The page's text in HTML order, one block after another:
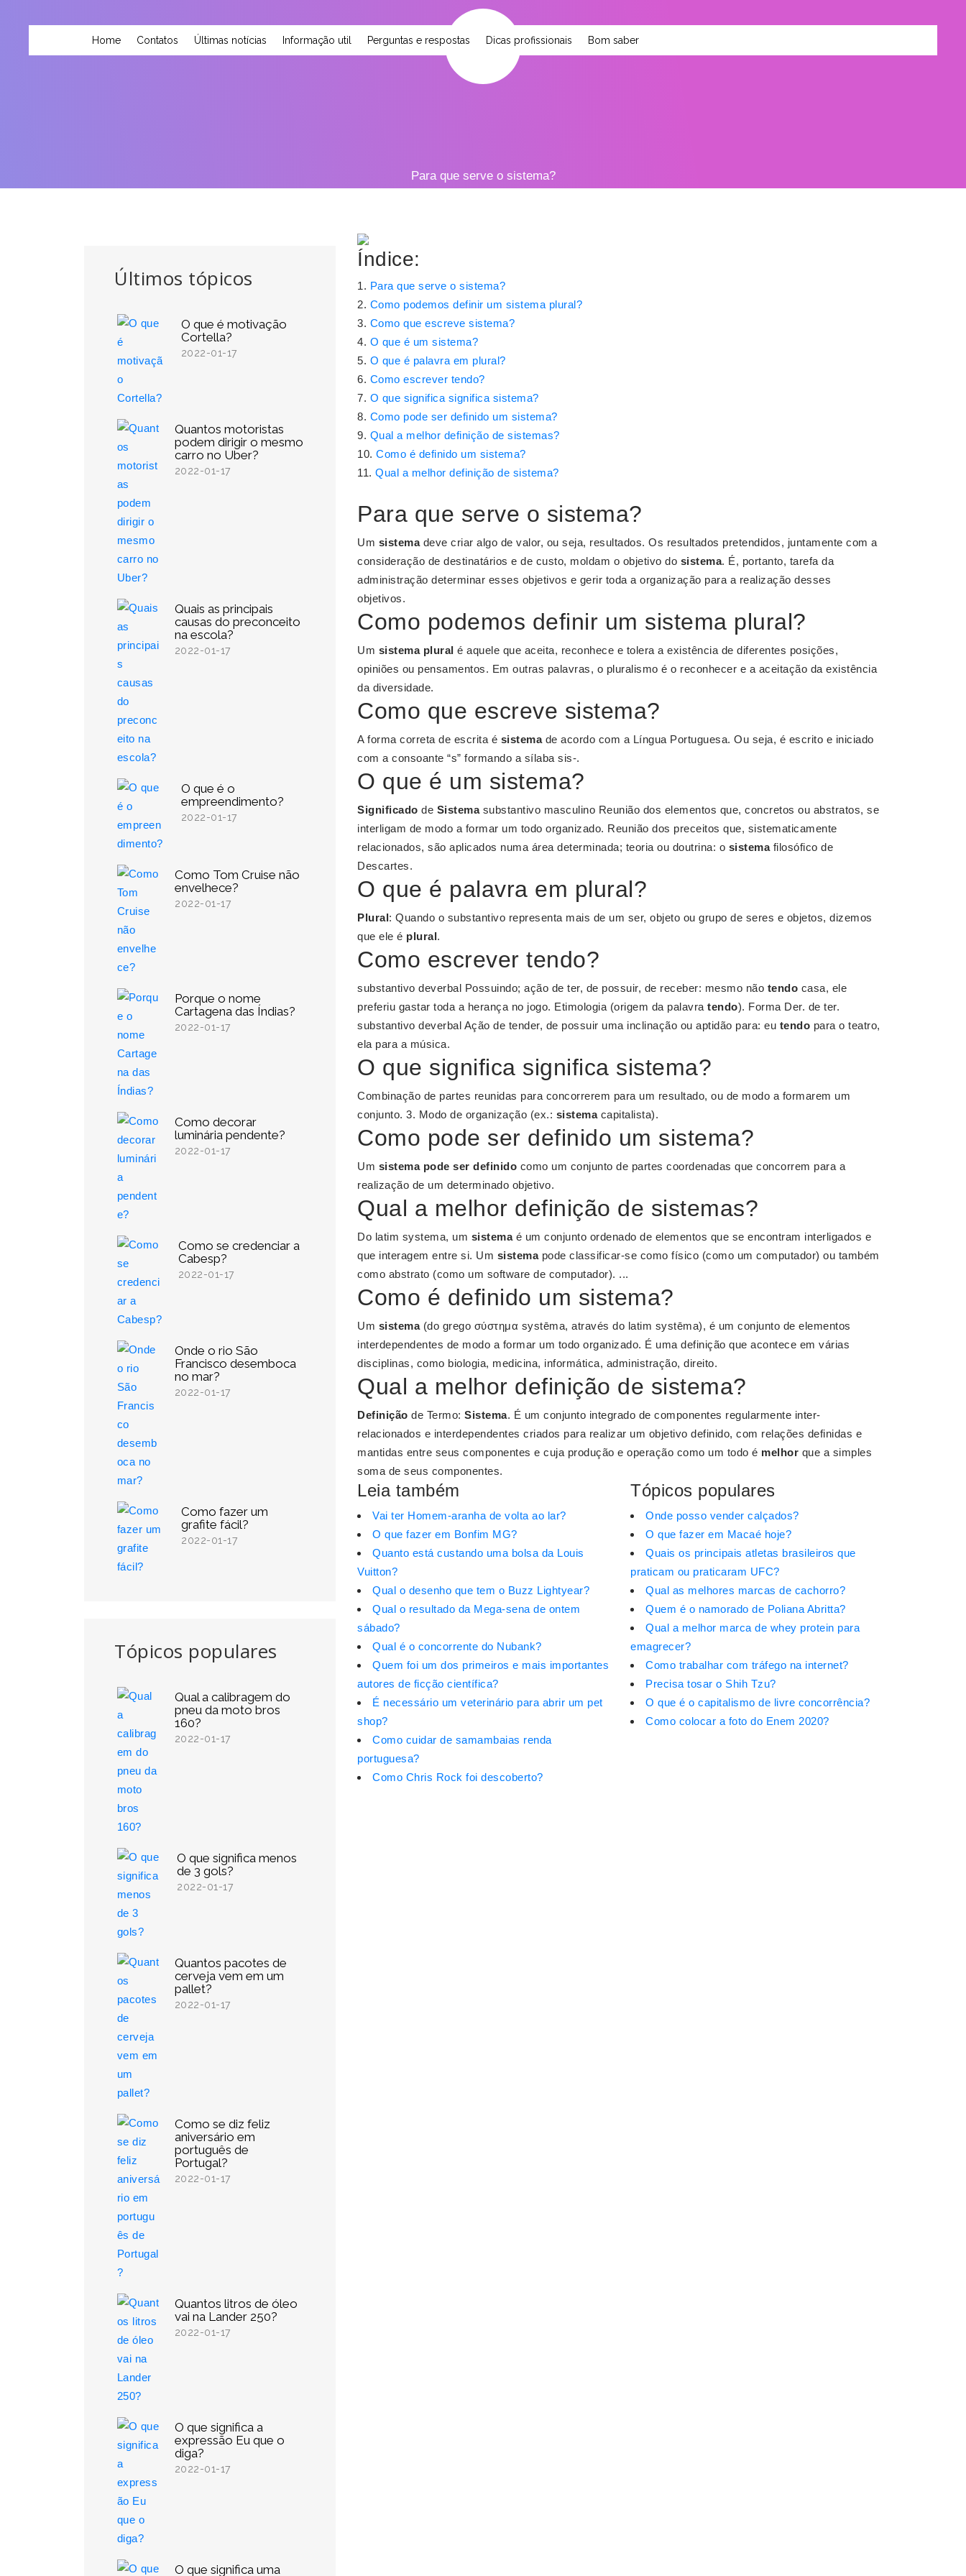
Home Contatos Últimas notícias Informação util Perguntas e respostas Dicas profissionais Bom saber
Para que serve o sistema?
Últimos tópicos
O que é motivação
Cortella?
2022-01-17
Quantos motoristas
podem dirigir o mesmo
carro no Uber?
2022-01-17
Quais as principais
causas do preconceito
na escola?
2022-01-17
O que é o
empreendimento?
2022-01-17
Como Tom Cruise não
envelhece?
2022-01-17
Porque o nome
Cartagena das Índias?
2022-01-17
Como decorar
luminária pendente?
2022-01-17
Como se credenciar a
Cabesp?
2022-01-17
Onde o rio São
Francisco desemboca
no mar?
2022-01-17
Como fazer um
grafite fácil?
2022-01-17
Tópicos populares
Qual a calibragem do
pneu da moto bros
160?
2022-01-17
O que significa menos
de 3 gols?
2022-01-17
Quantos pacotes de
cerveja vem em um
pallet?
2022-01-17
Como se diz feliz
aniversário em
português de
Portugal?
2022-01-17
Quantos litros de óleo
vai na Lander 250?
2022-01-17
O que significa a
expressão Eu que o
diga?
2022-01-17
O que significa uma
Índice:
Para que serve o sistema?
Como podemos definir um sistema plural?
Como que escreve sistema?
O que é um sistema?
O que é palavra em plural?
Como escrever tendo?
O que significa significa sistema?
Como pode ser definido um sistema?
Qual a melhor definição de sistemas?
Como é definido um sistema?
Qual a melhor definição de sistema?
Para que serve o sistema?
Um sistemadeve criar algo de valor, ou seja, resultados. Os resultados pretendidos, juntamente com a
consideração de destinatários e de custo, moldam o objetivo do sistema. É, portanto, tarefa da
administração determinar esses objetivos e gerir toda a organização para a realização desses
objetivos.
Como podemos definir um sistema plural?
Um sistema plural é aquele que aceita, reconhece e tolera a existência de diferentes posições,
opiniões ou pensamentos. Em outras palavras, o pluralismo é o reconhecer e a aceitação da existência
da diversidade.
Como que escreve sistema?
A forma correta de escrita é sistemade acordo com a Língua Portuguesa. Ou seja, é escrito e iniciado
com a consoante “s” formando a sílaba sis-.
O que é um sistema?
Significado de Sistemasubstantivo masculino Reunião dos elementos que, concretos ou abstratos, se
interligam de modo a formar um todo organizado. Reunião dos preceitos que, sistematicamente
relacionados, são aplicados numa área determinada; teoria ou doutrina: o sistemafilosófico de
Descartes.
O que é palavra em plural?
Plural : Quando o substantivo representa mais de um ser, objeto ou grupo de seres e objetos, dizemos
que ele é plural .
Como escrever tendo?
substantivo deverbal Possuindo; ação de ter, de possuir, de receber: mesmo não tendo casa, ele
preferiu gastar toda a herança no jogo. Etimologia (origem da palavra tendo). Forma Der. de ter.
substantivo deverbal Ação de tender, de possuir uma inclinação ou aptidão para: eu tendo para o teatro,
ela para a música.
O que significa significa sistema?
Combinação de partes reunidas para concorrerem para um resultado, ou de modo a formarem um
conjunto. 3. Modo de organização (ex.: sistemacapitalista).
Como pode ser definido um sistema?
Um sistema pode ser definido como um conjunto de partes coordenadas que concorrem para a
realização de um determinado objetivo.
Qual a melhor definição de sistemas?
Do latim systema, um sistemaé um conjunto ordenado de elementos que se encontram interligados e
que interagem entre si. Um sistemapode classificar-se como físico (como um computador) ou também
como abstrato (como um software de computador). ...
Como é definido um sistema?
Um sistema(do grego σύστημα systēma, através do latim systēma), é um conjunto de elementos
interdependentes de modo a formar um todo organizado. É uma definição que acontece em várias
disciplinas, como biologia, medicina, informática, administração, direito.
Qual a melhor definição de sistema?
Definição de Termo: Sistema. É um conjunto integrado de componentes regularmente inter-
relacionados e interdependentes criados para realizar um objetivo definido, com relações definidas e
mantidas entre seus componentes e cuja produção e operação como um todo é melhor que a simples
soma de seus componentes.
Leia também
Vai ter Homem-aranha de volta ao lar?
O que fazer em Bonfim MG?
Quanto está custando uma bolsa da Louis
Vuitton?
Qual o desenho que tem o Buzz Lightyear?
Qual o resultado da Mega-sena de ontem
sábado?
Qual é o concorrente do Nubank?
Quem foi um dos primeiros e mais importantes
autores de ficção científica?
É necessário um veterinário para abrir um pet
shop?
Como cuidar de samambaias renda
portuguesa?
Como Chris Rock foi descoberto?
Tópicos populares
Onde posso vender calçados?
O que fazer em Macaé hoje?
Quais os principais atletas brasileiros que
praticam ou praticaram UFC?
Qual as melhores marcas de cachorro?
Quem é o namorado de Poliana Abritta?
Qual a melhor marca de whey protein para
emagrecer?
Como trabalhar com tráfego na internet?
Precisa tosar o Shih Tzu?
O que é o capitalismo de livre concorrência?
Como colocar a foto do Enem 2020?